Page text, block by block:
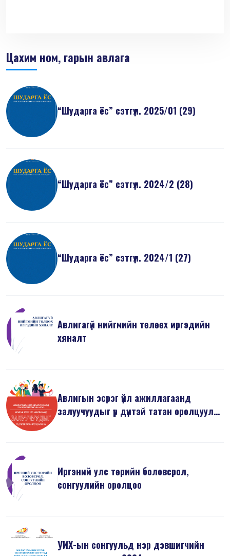
Цахим ном, гарын авлага
“Шударга ёс” сэтгүүл. 2025/01 (29)
“Шударга ёс” сэтгүүл. 2024/2 (28)
“Шударга ёс” сэтгүүл. 2024/1 (27)
Авлигагүй нийгмийн төлөөх иргэдийн
хяналт
Авлигын эсрэг үйл ажиллагаанд
залуучуудыг үр дүнтэй татан оролцуулах
Иргэний улс төрийн боловсрол,
сонгуулийн оролцоо
УИХ-ын сонгуульд нэр дэвшигчийн